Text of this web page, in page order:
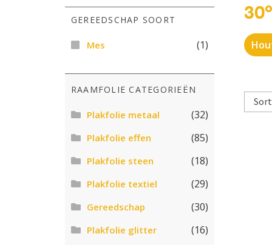
30º
GEREEDSCHAP SOORT
Mes (1)
RAAMFOLIE CATEGORIEËN
Plakfolie metaal (32)
Plakfolie effen (85)
Plakfolie steen (18)
Plakfolie textiel (29)
Gereedschap (30)
Plakfolie glitter (16)